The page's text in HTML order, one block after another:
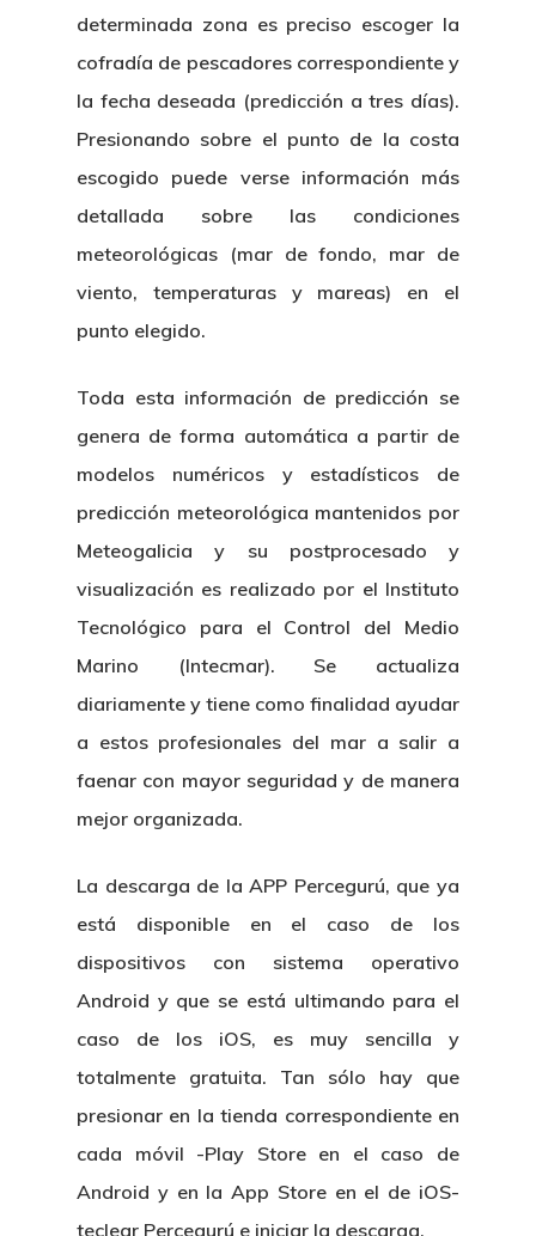
determinada zona es preciso escoger la
cofradía de pescadores correspondiente y
la fecha deseada (predicción a tres días).
Presionando sobre el punto de la costa
escogido puede verse información más
detallada sobre las condiciones
meteorológicas (mar de fondo, mar de
viento, temperaturas y mareas) en el
punto elegido.
Toda esta información de predicción se
genera de forma automática a partir de
modelos numéricos y estadísticos de
predicción meteorológica mantenidos por
Meteogalicia y su postprocesado y
visualización es realizado por el Instituto
Tecnológico para el Control del Medio
Marino (Intecmar). Se actualiza
diariamente y tiene como finalidad ayudar
a estos profesionales del mar a salir a
faenar con mayor seguridad y de manera
mejor organizada.
La descarga de la APP Percegurú, que ya
está disponible en el caso de los
dispositivos con sistema operativo
Android y que se está ultimando para el
caso de los iOS, es muy sencilla y
totalmente gratuita. Tan sólo hay que
presionar en la tienda correspondiente en
cada móvil -Play Store en el caso de
Android y en la App Store en el de iOS-
teclear Percegurú e iniciar la descarga.